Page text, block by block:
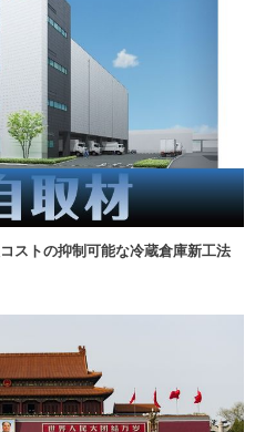
ストの抑制可能な冷蔵倉庫新工法